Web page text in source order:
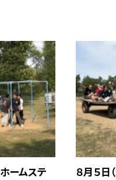
ホームステ
８月５日